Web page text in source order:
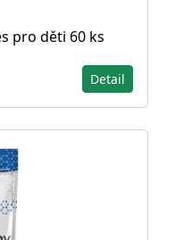
pro děti 60 ks
Detail